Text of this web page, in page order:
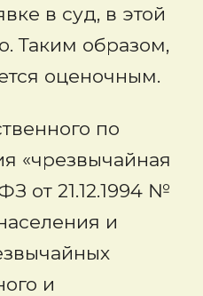
в суд, в этой
Таким образом,
оценочным.
по
«чрезвычайная
от 21.12.1994 №
и
и